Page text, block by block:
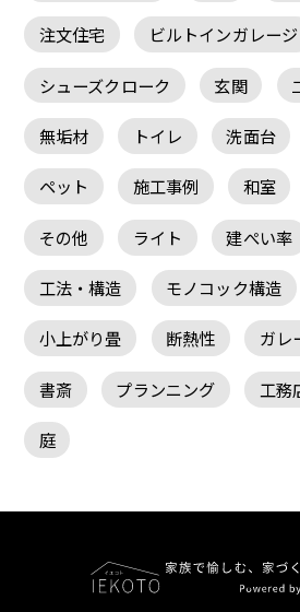
注文住宅 ビルトインガレージ
シューズクローク 玄関
無垢材 トイレ 洗面台
ペット 施工事例 和室
その他 ライト 建ぺい率
工法・構造 モノコック構造
小上がり畳 断熱性 ガレ
書斎 プランニング 工務
庭